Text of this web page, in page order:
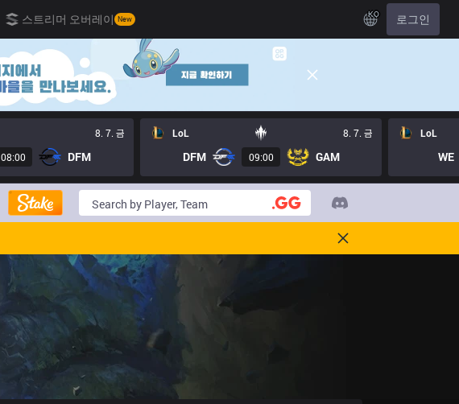
스트리머 오버레이 New KO 로그인
8. 7. 금
08:00 DFM
LoL 8. 7. 금
DFM 09:00 GAM
LoL
WE